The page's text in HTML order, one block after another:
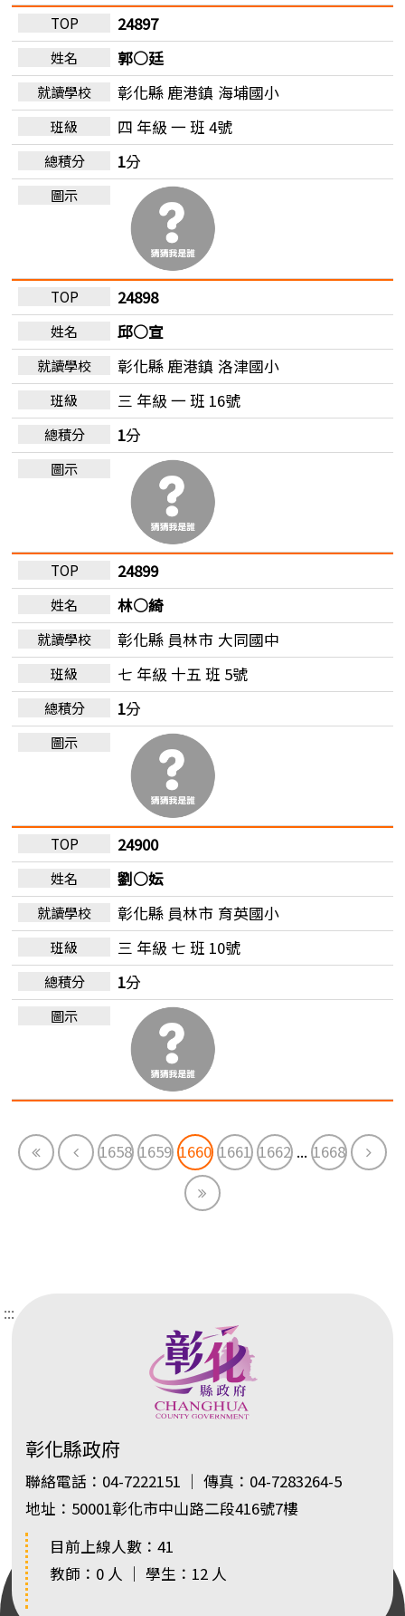
24897
郭○廷
彰化縣 鹿港鎮 海埔國小
四 年級 一 班 4號
1分
24898
邱○宣
彰化縣 鹿港鎮 洛津國小
三 年級 一 班 16號
1分
24899
林○綺
彰化縣 員林市 大同國中
七 年級 十五 班 5號
1分
24900
劉○妘
彰化縣 員林市 育英國小
三 年級 七 班 10號
1分
First Previous
1658 1659 1660 1661 1662 ... 1668
Next
End
:::
彰化縣政府
聯絡電話：04-7222151 ｜ 傳真：04-7283264-5
地址：50001彰化市中山路二段416號7樓
目前上線人數：41
教師：0 人 ｜ 學生：12 人